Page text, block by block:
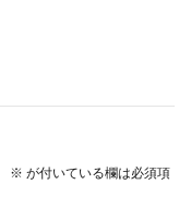
※ が付いている欄は必須項